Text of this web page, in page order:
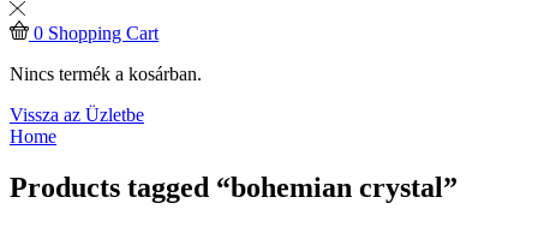
0 Shopping Cart
Nincs termék a kosárban.
Vissza az Üzletbe
Home
Products tagged “bohemian crystal”